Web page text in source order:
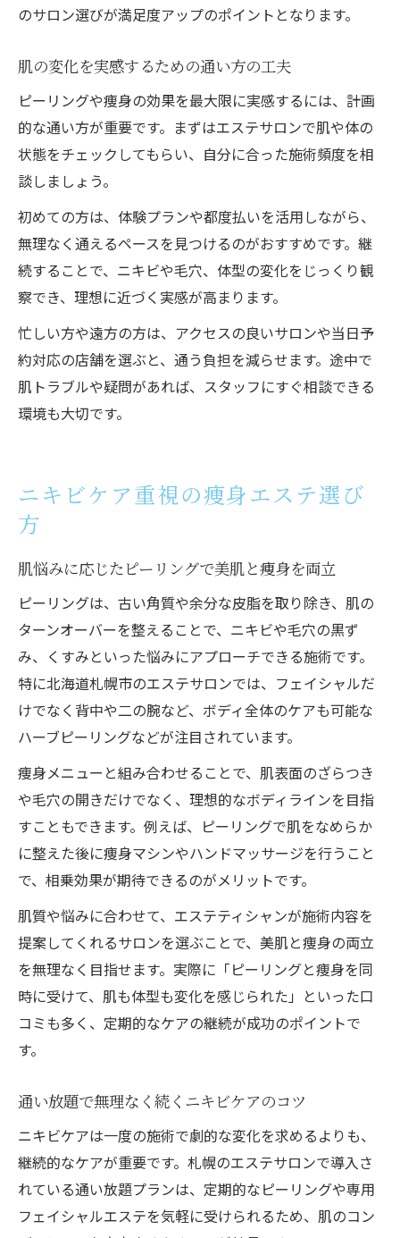
のサロン選びが満足度アップのポイントとなります。
肌の変化を実感するための通い方の工夫
ピーリングや痩身の効果を最大限に実感するには、計画
的な通い方が重要です。まずはエステサロンで肌や体の
状態をチェックしてもらい、自分に合った施術頻度を相
談しましょう。
初めての方は、体験プランや都度払いを活用しながら、
無理なく通えるペースを見つけるのがおすすめです。継
続することで、ニキビや毛穴、体型の変化をじっくり観
察でき、理想に近づく実感が高まります。
忙しい方や遠方の方は、アクセスの良いサロンや当日予
約対応の店舗を選ぶと、通う負担を減らせます。途中で
肌トラブルや疑問があれば、スタッフにすぐ相談できる
環境も大切です。
ニキビケア重視の痩身エステ選び
方
肌悩みに応じたピーリングで美肌と痩身を両立
ピーリングは、古い角質や余分な皮脂を取り除き、肌の
ターンオーバーを整えることで、ニキビや毛穴の黒ず
み、くすみといった悩みにアプローチできる施術です。
特に北海道札幌市のエステサロンでは、フェイシャルだ
けでなく背中や二の腕など、ボディ全体のケアも可能な
ハーブピーリングなどが注目されています。
痩身メニューと組み合わせることで、肌表面のざらつき
や毛穴の開きだけでなく、理想的なボディラインを目指
すこともできます。例えば、ピーリングで肌をなめらか
に整えた後に痩身マシンやハンドマッサージを行うこと
で、相乗効果が期待できるのがメリットです。
肌質や悩みに合わせて、エステティシャンが施術内容を
提案してくれるサロンを選ぶことで、美肌と痩身の両立
を無理なく目指せます。実際に「ピーリングと痩身を同
時に受けて、肌も体型も変化を感じられた」といった口
コミも多く、定期的なケアの継続が成功のポイントで
す。
通い放題で無理なく続くニキビケアのコツ
ニキビケアは一度の施術で劇的な変化を求めるよりも、
継続的なケアが重要です。札幌のエステサロンで導入さ
れている通い放題プランは、定期的なピーリングや専用
フェイシャルエステを気軽に受けられるため、肌のコン